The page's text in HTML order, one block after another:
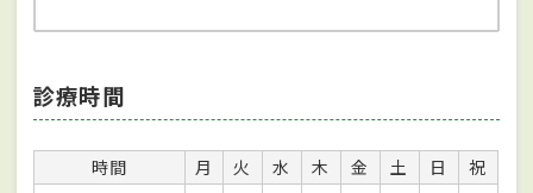
診療時間
時間 月 火 水 木 金 土 日
祝